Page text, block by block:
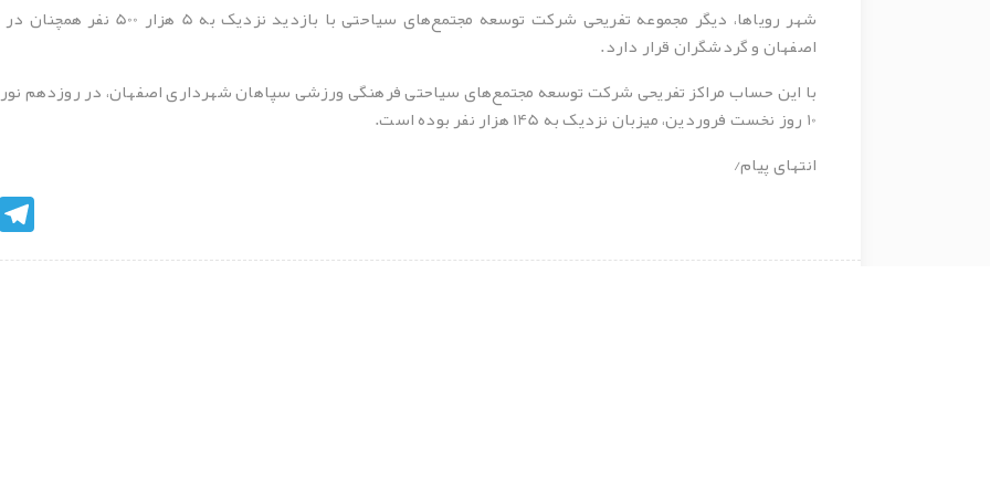
شهر رویاها، دیگر مجموعه تفریحی
اصفهان و گردشگران قرار دارد.
10 روز نخست فروردین، میزبان نزدیک به 145 هزار نفر بوده است.
انتهای پیام/